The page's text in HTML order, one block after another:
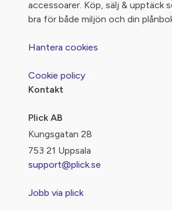
accessoarer. Köp, sälj & upptäck
bra för både miljön och din
Hantera cookies
Cookie policy
Kontakt
Plick AB
Kungsgatan 28
753 21 Uppsala
support@plick.se
Jobb via plick